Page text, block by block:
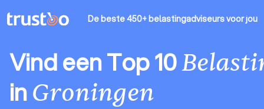
De beste 450+ belastingadviseursvoor jou
Vind een Top 10
inGroningen